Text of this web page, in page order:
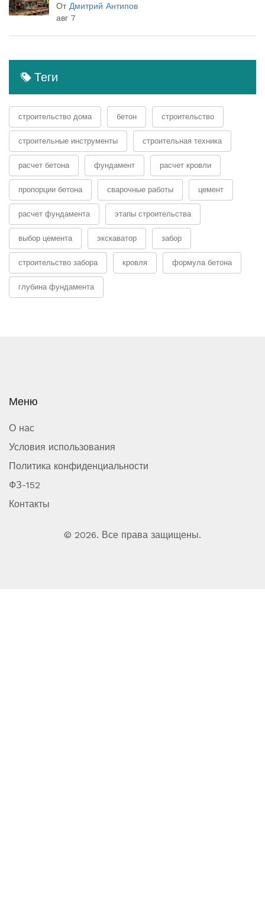
От Дмитрий Антипов
авг 7
Теги
строительство дома бетон строительство
строительные инструменты строительная техника
расчет бетона фундамент расчет кровли
пропорции бетона сварочные работы цемент
расчет фундамента этапы строительства
выбор цемента экскаватор забор
строительство забора кровля формула бетона
глубина фундамента
Меню
О нас
Условия использования
Политика конфиденциальности
ФЗ-152
Контакты
© 2026. Все права защищены.